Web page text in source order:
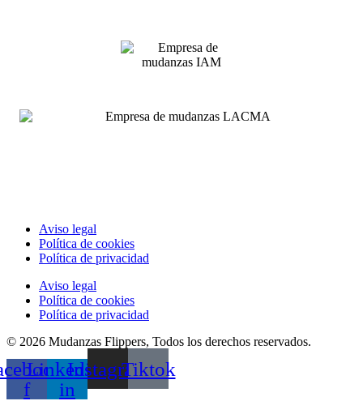
Aviso legal
Política de cookies
Política de privacidad
Aviso legal
Política de cookies
Política de privacidad
© 2026 Mudanzas Flippers, Todos los derechos reservados.
f
Linkedin-
in
InstagramTiktok